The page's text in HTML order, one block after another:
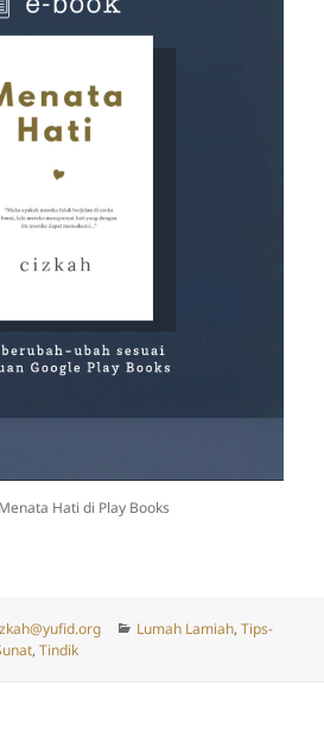
Hati di Play Books
Categories
Lumah Lamiah,Tips-
,Tindik